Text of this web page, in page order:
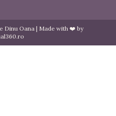
Dinu Oana | Made with ❤️ by